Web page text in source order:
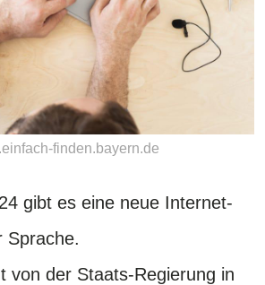
finden.bayern.de
gibt es eine neue Internet-
Sprache.
von der Staats-Regierung in